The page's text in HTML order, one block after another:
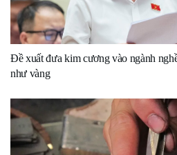
Đề xuất đưa kim cương vào ngành
như vàng